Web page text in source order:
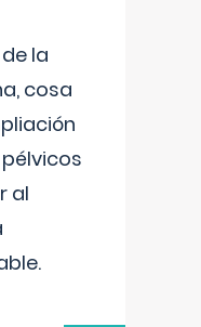
la
cosa
al